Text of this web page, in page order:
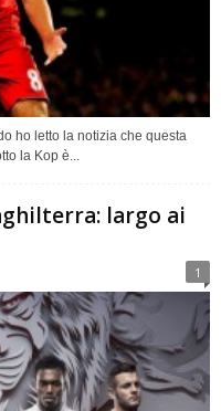
ho letto la notizia che questa
la Kop è...
largo ai
1